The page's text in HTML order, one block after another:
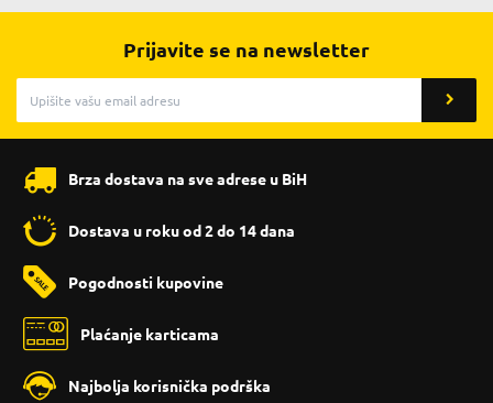
Prijavite se na newsletter
Brza dostava na sve adrese u BiH
Dostava u roku od 2 do 14 dana
Pogodnosti kupovine
Plaćanje karticama
Najbolja korisnička podrška